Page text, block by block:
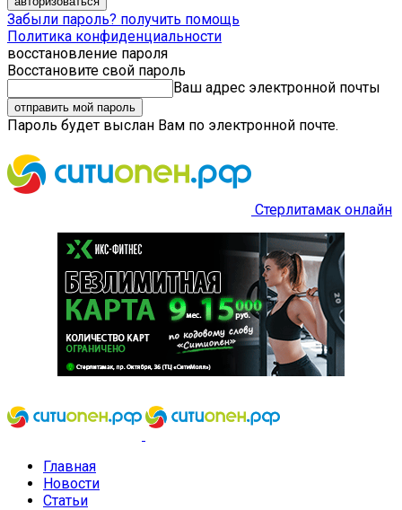
Забыли пароль? получить помощь
Политика конфиденциальности
восстановление пароля
Восстановите свой пароль
Ваш адрес электронной почты
Пароль будет выслан Вам по электронной почте.
Стерлитамак онлайн
Главная
Новости
Статьи